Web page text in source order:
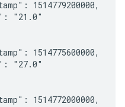
1514779200000,
"21.0"
1514775600000,
"27.0"
1514772000000,